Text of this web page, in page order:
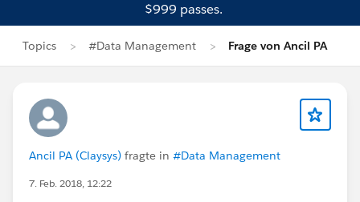
$999 passes.
Topics #Data Management Frage von Ancil PA
Ancil PA (Claysys) fragte in #Data Management
7. Feb. 2018, 12:22